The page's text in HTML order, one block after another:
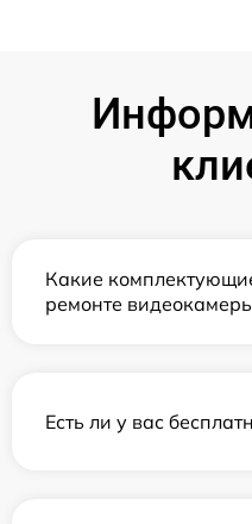
Какие
ремонте
Есть ли у вас